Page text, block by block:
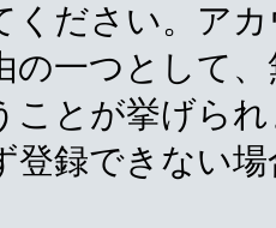
ください。ア
の一つとして
ことが挙げら
登録できない